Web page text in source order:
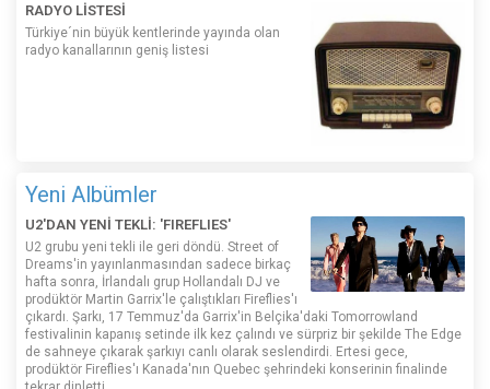
RADYO LİSTESİ
Türkiye´nin büyük kentlerinde yayında olan
radyo kanallarının geniş listesi
Yeni Albümler
U2'DAN YENİ TEKLİ: 'FIREFLIES'
U2 grubu yeni tekli ile geri döndü. Street of
Dreams'in yayınlanmasından sadece birkaç
hafta sonra, İrlandalı grup Hollandalı DJ ve
prodüktör Martin Garrix'le çalıştıkları Fireflies'ı
çıkardı. Şarkı, 17 Temmuz'da Garrix'in Belçika'daki Tomorrowland
festivalinin kapanış setinde ilk kez çalındı ​​ve sürpriz bir şekilde The Edge
de sahneye çıkarak şarkıyı canlı olarak seslendirdi. Ertesi gece,
prodüktör Fireflies'ı Kanada'nın Quebec şehrindeki konserinin finalinde